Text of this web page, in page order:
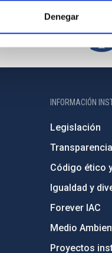
Denegar
INFORMACIÓN
Legislación
Transparencia
Código ético
Igualdad y
Forever IAC
Medio
Proyectos